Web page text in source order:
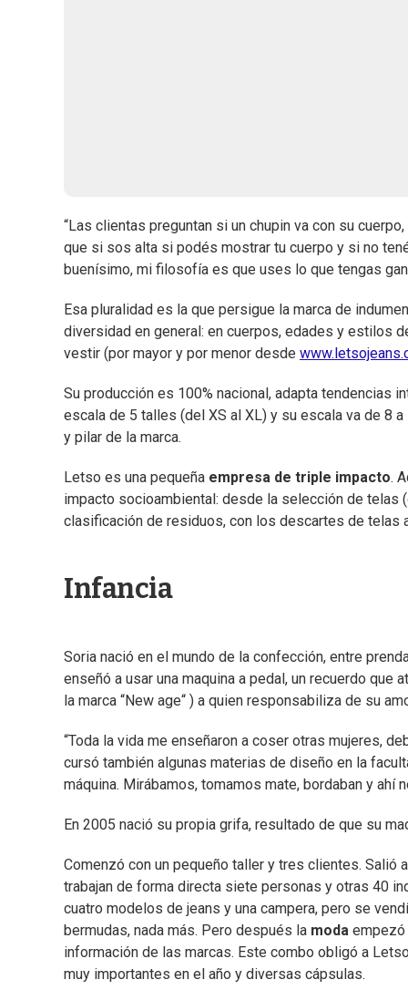
“Las clientas preguntan si un chupin va con su
que si sos alta si podés mostrar tu cuerpo y si no
buenísimo, mi filosofía es que uses lo que tengas
Esa pluralidad es la que persigue la marca de
diversidad en general: en cuerpos, edades y estilos
vestir (por mayor y por menor desde
Su producción es 100% nacional, adapta tendencias
escala de 5 talles (del XS al XL) y su escala va de 8
y pilar de la marca.
Letso es una pequeña empresa de triple impacto.
impacto socioambiental: desde la selección de telas
clasificación de residuos, con los descartes de telas
Infancia
Soria nació en el mundo de la confección, entre
enseñó a usar una maquina a pedal, un recuerdo
la marca “New age“ ) a quien responsabiliza de su
“Toda la vida me enseñaron a coser otras mujeres,
cursó también algunas materias de diseño en la
máquina. Mirábamos, tomamos mate, bordaban y ahí
En 2005 nació su propia grifa, resultado de que su
Comenzó con un pequeño taller y tres clientes. Salió
trabajan de forma directa siete personas y otras 40
cuatro modelos de jeans y una campera, pero se
bermudas, nada más. Pero después la moda empezó
información de las marcas. Este combo obligó a
muy importantes en el año y diversas cápsulas.